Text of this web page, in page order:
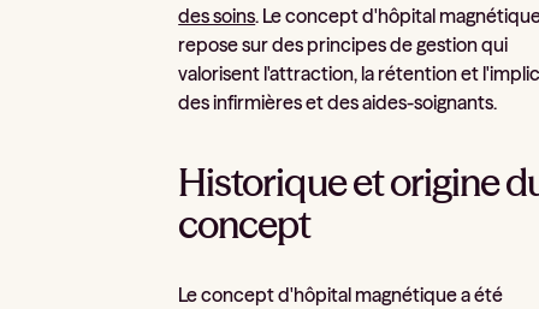
des soins. Le concept d'hôpital
repose sur des principes de gestion qui
valorisent l'attraction, la rétention et
des infirmières et des aides-soignants.
Historique et origine
concept
Le concept d'hôpital magnétique a été